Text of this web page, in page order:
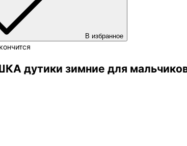
В избранное
дутики зимние для